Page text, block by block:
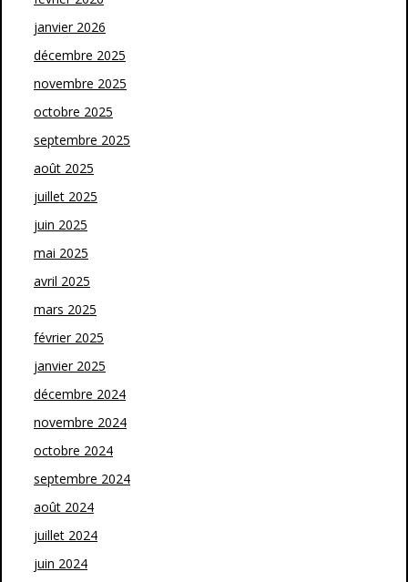
janvier 2026
décembre 2025
novembre 2025
octobre 2025
septembre 2025
août 2025
juillet 2025
juin 2025
mai 2025
avril 2025
mars 2025
février 2025
janvier 2025
décembre 2024
novembre 2024
octobre 2024
septembre 2024
août 2024
juillet 2024
juin 2024